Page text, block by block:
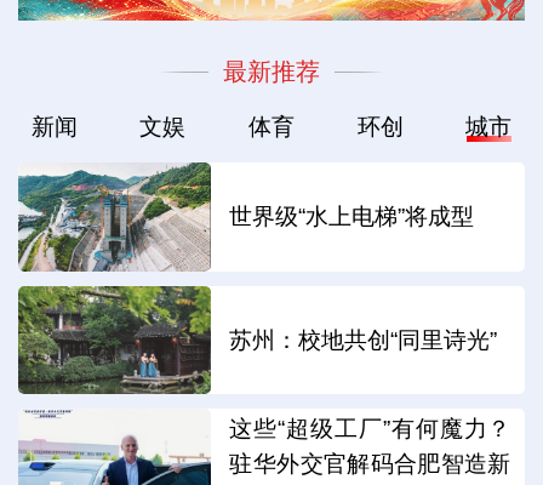
最新推荐
新闻 文娱 体育 环创 城市
世界级“水上电梯”将成型
苏州：校地共创“同里诗光”
这些“超级工厂”有何魔力？
驻华外交官解码合肥智造新